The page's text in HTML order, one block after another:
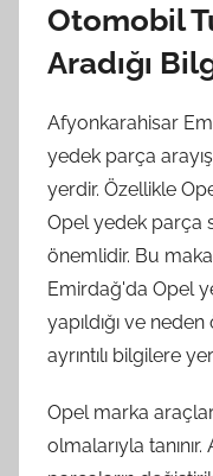
Otomobil
Aradığı
Afyonkarahisar
yedek parça
yerdir. Özellikle
Opel yedek parça
önemlidir. Bu
Emirdağ'da Opel
yapıldığı ve
ayrıntılı bilgilere
Opel marka
olmalarıyla